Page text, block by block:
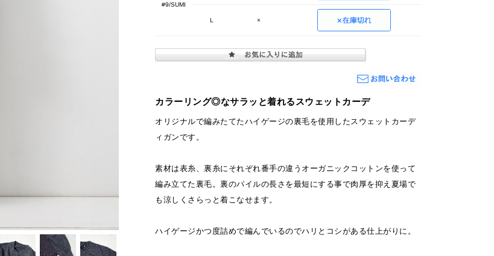
#9/SUMI
L ×
カラーリング◎なサラッと着れるスウェットカーデ
オリジナルで編みたてたハイゲージの裏毛を使用したスウェットカーデ
ィガンです。
素材は表糸、裏糸にそれぞれ番手の違うオーガニックコットンを使って
編み立てた裏毛。裏のパイルの長さを最短にする事で肉厚を抑え夏場で
も涼しくさらっと着こなせます。
ハイゲージかつ度詰めで編んでいるのでハリとコシがある仕上がりに。